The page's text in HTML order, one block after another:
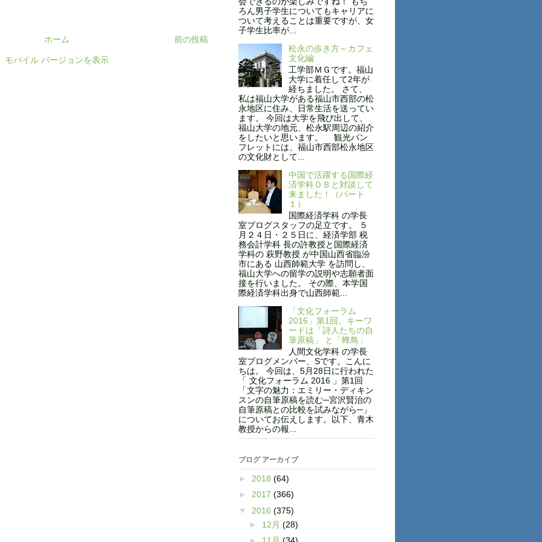
前の投稿
ホーム
モバイル バージョンを表示
ろん男子学生についてもキャリアに
ついて考えることは重要ですが、女
子学生比率が...
松永の歩き方～カフェ
文化編
工学部ＭＧです。福山
大学に着任して2年が
経ちました。 さて、
私は福山大学がある福山市西部の松
永地区に住み、日常生活を送ってい
ます。 今回は大学を飛び出して、
福山大学の地元、松永駅周辺の紹介
をしたいと思います。 観光パン
フレットには、福山市西部松永地区
の文化財として...
中国で活躍する国際経
済学科ＯＢと対談して
来ました！（パート
１）
国際経済学科 の学長
室ブログスタッフの足立です。 ５
月２４日・２５日に、経済学部 税
務会計学科 長の許教授と国際経済
学科の 萩野教授 が中国山西省臨汾
市にある 山西師範大学 を訪問し、
福山大学への留学の説明や志願者面
接を行いました。 その際、本学国
際経済学科出身で山西師範...
「文化フォーラム
2016」第1回。キーワ
ードは「詩人たちの自
筆原稿」 と「蜂鳥」
人間文化学科 の学長
室ブログメンバー、Sです。こんに
ちは。 今回は、5月28日に行われた
「 文化フォーラム 2016 」第1回
「文字の魅力：エミリー・ディキン
スンの自筆原稿を読む─宮沢賢治の
自筆原稿との比較を試みながら─」
についてお伝えします。以下、青木
教授からの報...
ブログ アーカイブ
► 2018 (64)
► 2017 (366)
▼ 2016 (375)
► 12月 (28)